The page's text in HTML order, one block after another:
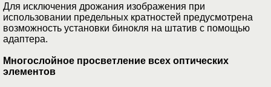
Для исключения дрожания изображения при
использовании предельных кратностей предусмотрена
возможность установки бинокля на штатив с помощью
адаптера.
Многослойное просветление всех оптических
элементов